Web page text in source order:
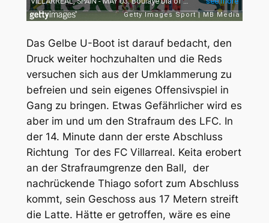
Das Gelbe U-Boot ist darauf bedacht, den
Druck weiter hochzuhalten und die Reds
versuchen sich aus der Umklammerung zu
befreien und sein eigenes Offensivspiel in
Gang zu bringen. Etwas Gefährlicher wird es
aber im und um den Strafraum des LFC. In
der 14. Minute dann der erste Abschluss
Richtung Tor des FC Villarreal. Keita erobert
an der Strafraumgrenze den Ball, der
nachrückende Thiago sofort zum Abschluss
kommt, sein Geschoss aus 17 Metern streift
die Latte. Hätte er getroffen, wäre es eine